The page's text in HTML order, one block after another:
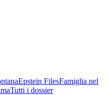
Epstein FilesFamiglia nel
Tutti i dossier